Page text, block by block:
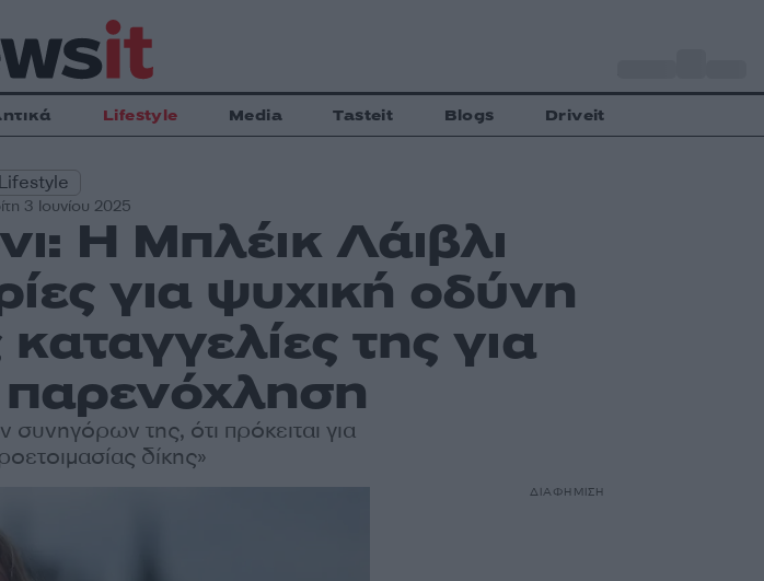
Lifestyle Media Tasteit Blogs Driveit
Lifestyle
3 Ιουνίου 2025
Η Μπλέικ Λάιβλι
για ψυχική οδύνη
της για
παρενόχληση
της, ότι πρόκειται για
δίκης»
ΔΙΑΦΗΜΙΣΗ